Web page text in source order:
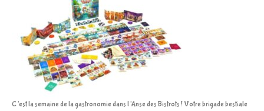
C’est la semaine de la gastronomie dans l’Anse des Bistrots ! Votre brigade bestiale